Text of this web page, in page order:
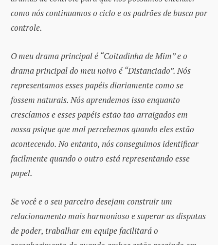
como nós continuamos o ciclo e os padrões de busca por
controle.
O meu drama principal é “Coitadinha de Mim” e o
drama principal do meu noivo é “Distanciado”. Nós
representamos esses papéis diariamente como se
fossem naturais. Nós aprendemos isso enquanto
crescíamos e esses papéis estão tão arraigados em
nossa psique que mal percebemos quando eles estão
acontecendo. No entanto, nós conseguimos identificar
facilmente quando o outro está representando esse
papel.
Se você e o seu parceiro desejam construir um
relacionamento mais harmonioso e superar as disputas
de poder, trabalhar em equipe facilitará o